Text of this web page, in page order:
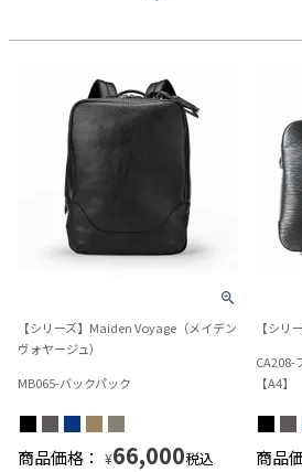
【シリーズ】Maiden Voyage（メイデン
ヴォヤージュ）
MB065-バックパック
商品価格： ¥66,000税込
【シリ
CA208-
【A4】
商品